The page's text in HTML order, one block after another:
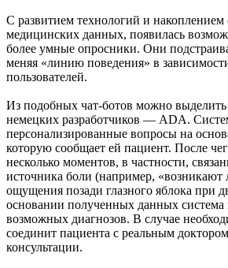
С развитием технологий и накоплением
медицинских данных, появилась
более умные опросники. Они
меняя «линию поведения» в
пользователей.
Из подобных чат-ботов можно
немецких разработчиков — ADA.
персонализированные вопросы на
которую сообщает ей пациент. После
несколько моментов, в частности,
источника боли (например, «возникают
ощущения позади глазного яблока при
основании полученных данных система
возможных диагнозов. В случае
соединит пациента с реальным
консультации.